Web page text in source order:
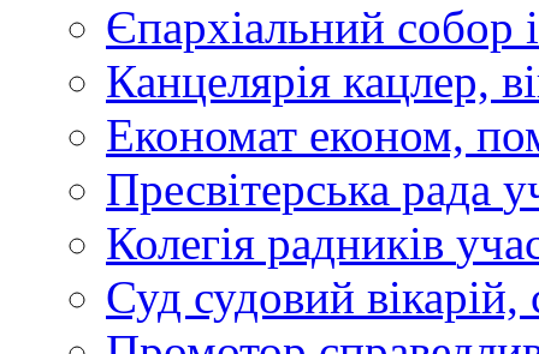
Єпархіальний собор
Канцелярія кацлер,
Економат економ,
Пресвітерська рада
Колегія радників
Суд судовий вікарій,